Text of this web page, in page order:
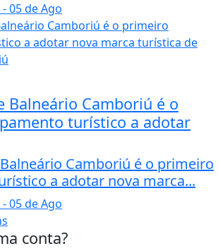
- 05 de Ago
Balneário Camboriú é o
turístico a adotar
Camboriú é o primeiro
a adotar nova marca...
- 05 de Ago
conta?